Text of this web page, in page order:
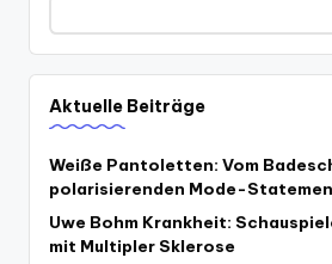
Aktuelle Beiträge
Weiße Pantoletten: Vom
polarisierenden Mode-
Uwe Bohm Krankheit:
mit Multipler Sklerose